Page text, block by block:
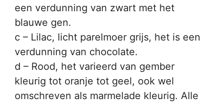
een verdunning van zwart met het
blauwe gen.
c – Lilac, licht parelmoer grijs, het is een
verdunning van chocolate.
d – Rood, het varieerd van gember
kleurig tot oranje tot geel, ook wel
omschreven als marmelade kleurig. Alle